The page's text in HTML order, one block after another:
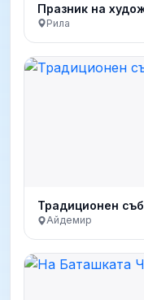
Празник на
Рила
Традиционен
Айдемир